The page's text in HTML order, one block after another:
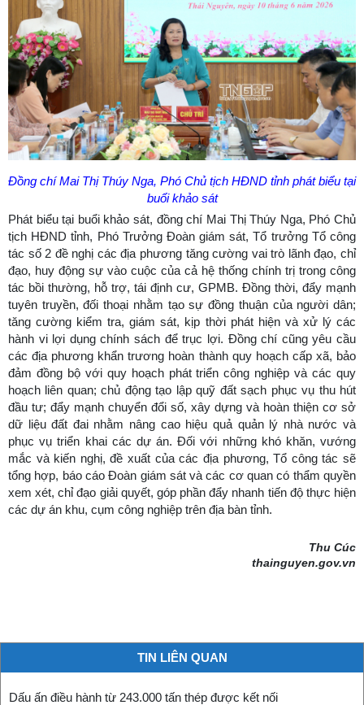
Đồng chí Mai Thị Thúy Nga, Phó Chủ tịch HĐND tỉnh phát biểu tại
buổi khảo sát
Phát biểu tại buổi khảo sát, đồng chí Mai Thị Thúy Nga, Phó Chủ
tịch HĐND tỉnh, Phó Trưởng Đoàn giám sát, Tổ trưởng Tổ công
tác số 2 đề nghị các địa phương tăng cường vai trò lãnh đạo, chỉ
đạo, huy động sự vào cuộc của cả hệ thống chính trị trong công
tác bồi thường, hỗ trợ, tái định cư, GPMB. Đồng thời, đẩy mạnh
tuyên truyền, đối thoại nhằm tạo sự đồng thuận của người dân;
tăng cường kiểm tra, giám sát, kịp thời phát hiện và xử lý các
hành vi lợi dụng chính sách để trục lợi. Đồng chí cũng yêu cầu
các địa phương khẩn trương hoàn thành quy hoạch cấp xã, bảo
đảm đồng bộ với quy hoạch phát triển công nghiệp và các quy
hoạch liên quan; chủ động tạo lập quỹ đất sạch phục vụ thu hút
đầu tư; đẩy mạnh chuyển đổi số, xây dựng và hoàn thiện cơ sở
dữ liệu đất đai nhằm nâng cao hiệu quả quản lý nhà nước và
phục vụ triển khai các dự án. Đối với những khó khăn, vướng
mắc và kiến nghị, đề xuất của các địa phương, Tổ công tác sẽ
tổng hợp, báo cáo Đoàn giám sát và các cơ quan có thẩm quyền
xem xét, chỉ đạo giải quyết, góp phần đẩy nhanh tiến độ thực hiện
các dự án khu, cụm công nghiệp trên địa bàn tỉnh.
Thu Cúc
thainguyen.gov.vn
TIN LIÊN QUAN
Dấu ấn điều hành từ 243.000 tấn thép được kết nối